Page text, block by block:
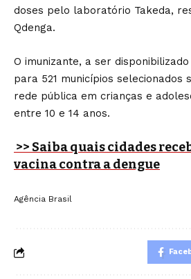
doses pelo laboratório Takeda,
Qdenga.
O imunizante, a ser
para 521 municípios selecionados
rede pública em crianças e
entre 10 e 14 anos.
>> Saiba quais cidades
vacina contra a dengue
Agência Brasil